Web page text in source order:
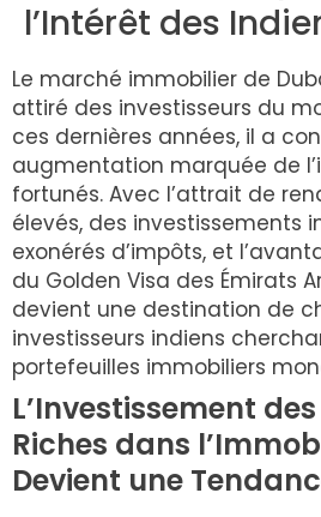
l’Intérêt des
Le marché immobilier de
attiré des investisseurs du
ces dernières années, il a
augmentation marquée de
fortunés. Avec l’attrait de
élevés, des investissements
exonérés d’impôts, et
du Golden Visa des Émirats
devient une destination de
investisseurs indiens
portefeuilles immobiliers
L’Investissement
Riches dans
Devient une